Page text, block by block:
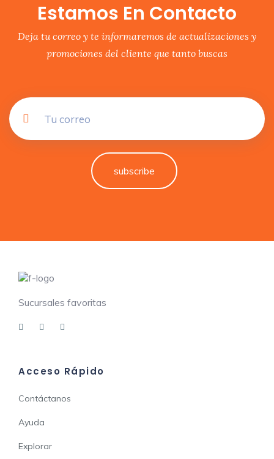
Estamos En Contacto
Deja tu correo y te informaremos de actualizaciones y
promociones del cliente que tanto buscas
subscribe
Sucursales favoritas
Acceso Rápido
Contáctanos
Ayuda
Explorar